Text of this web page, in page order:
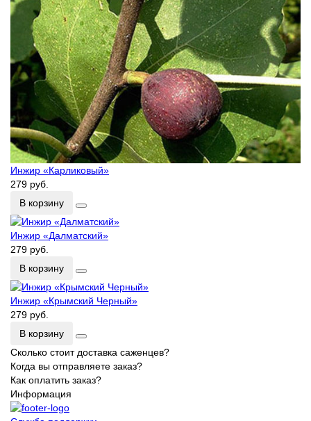
Инжир «Карликовый»
279 руб.
В корзину
Инжир «Далматский»
279 руб.
В корзину
Инжир «Крымский Черный»
279 руб.
В корзину
Сколько стоит доставка саженцев?
Когда вы отправляете заказ?
Как оплатить заказ?
Информация